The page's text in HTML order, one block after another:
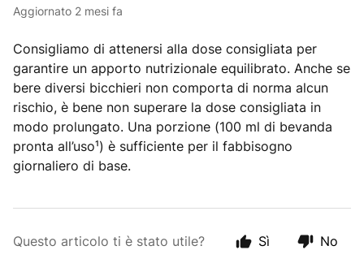
Aggiornato 2 mesi fa
Consigliamo di attenersi alla dose consigliata per
garantire un apporto nutrizionale equilibrato. Anche se
bere diversi bicchieri non comporta di norma alcun
rischio, è bene non superare la dose consigliata in
modo prolungato. Una porzione (100 ml di bevanda
pronta all’uso¹) è sufficiente per il fabbisogno
giornaliero di base.
Questo articolo ti è stato utile? Sì No